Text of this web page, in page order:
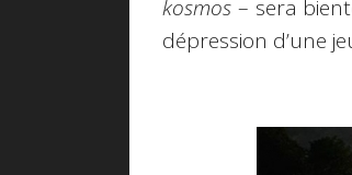
kosmos – sera
dépression d’une